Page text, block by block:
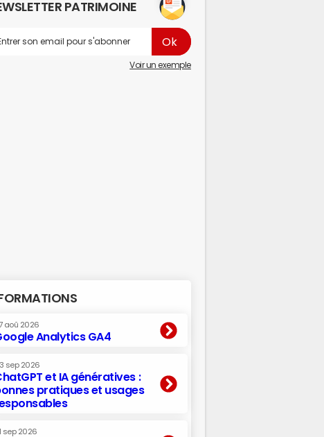
PATRIMOINE
Voir un exemple
aoû 2026
Analytics GA4
sep 2026
et IA génératives :
pratiques et usages
sep 2026